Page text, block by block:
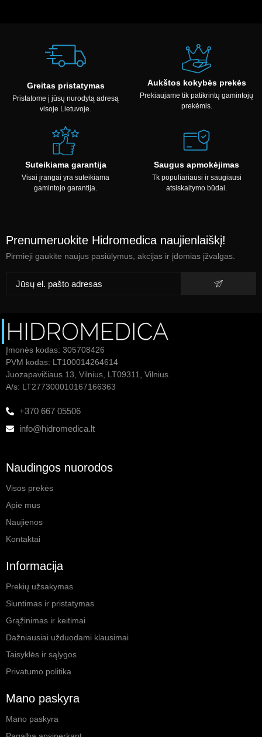
Greitas pristatymas
Pristatome į jūsų nurodytą adresą
visoje Lietuvoje.
Aukštos kokybės prekės
Prekiaujame tik patikrintų gamintojų
prekėmis.
Suteikiama garantija
Visai įrangai yra suteikiama
gamintojo garantija.
Saugus apmokėjimas
Tk populiariausi ir saugiausi
atsiskaitymo būdai.
Prenumeruokite Hidromedica naujienlaiškį!
Pirmieji gaukite naujus pasiūlymus, akcijas ir įdomias įžvalgas.
Įmonės kodas: 305708426
PVM kodas: LT100014264614
Juozapavičiaus 13, Vilnius, LT09311, Vilnius
A/s: LT277300010167166363
+370 667 05506
info@hidromedica.lt
Naudingos nuorodos
Visos prekės
Apie mus
Naujienos
Kontaktai
Informacija
Prekių užsakymas
Siuntimas ir pristatymas
Grąžinimas ir keitimai
Dažniausiai užduodami klausimai
Taisyklės ir sąlygos
Privatumo politika
Mano paskyra
Mano paskyra